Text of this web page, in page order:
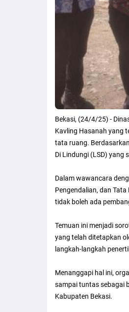
Bekasi, (24/4/25) -
Kavling Hasanah yang
tata ruang.
Di Lindungi (LSD) yang
Dalam wawancara
Pengendalian, dan
tidak boleh ada
Temuan ini menjadi
yang telah ditetapkan
langkah-langkah
Menanggapi hal ini,
sampai tuntas sebagai
Kabupaten Bekasi.